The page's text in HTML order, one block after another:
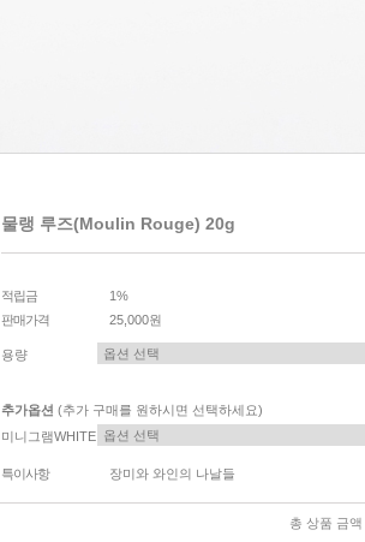
물랭 루즈(Moulin Rouge) 20g
적립금
1%
판매가격
25,000원
용량
추가옵션 (추가 구매를 원하시면 선택하세요)
미니그램WHITE
특이사항 장미와 와인의 나날들
총 상품 금액